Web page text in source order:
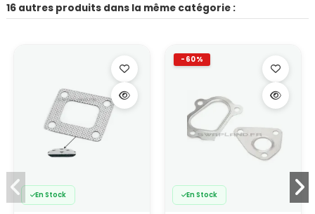
16 autres produits dans la même catégorie :
En Stock
-60%
En Stock